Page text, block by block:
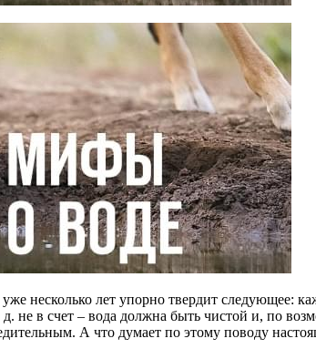
несколько лет упорно твердит следующее:
не в счет – вода должна быть чистой и, по
А что думает по этому поводу